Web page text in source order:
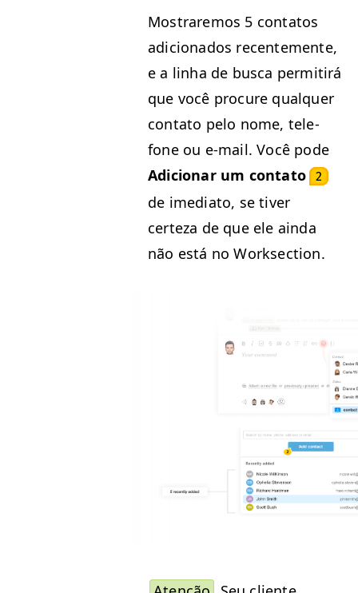
Mostraremos 5 con­tatos
adi­ciona­dos recen­te­mente,
e a lin­ha de bus­ca per­mi­tirá
que você pro­cure qual­quer
con­ta­to pelo nome, tele­
fone ou e‑mail. Você pode
Adi­cionar um con­ta­to
2
de ime­di­a­to, se tiv­er
certeza de que ele ain­da
não está no Worksection.